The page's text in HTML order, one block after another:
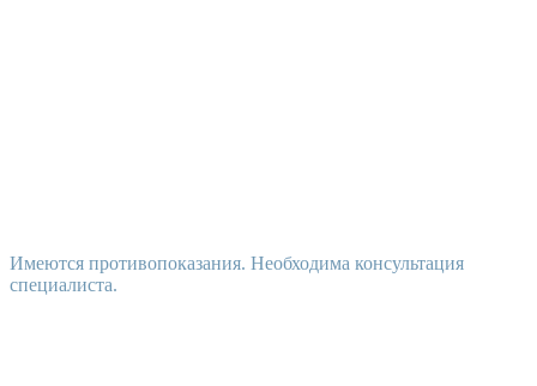
Имеются противопоказания. Необходима консультация
специалиста.